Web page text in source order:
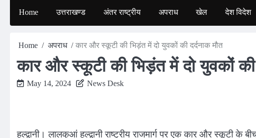
Home उत्तराखण्ड अंतर राष्ट्रीय अपराध खेल देश विदेश
Home अपराध कार और स्कूटी की भिड़ंत में दो युवकों की दर्दनाक मौत
कार और स्कूटी की भिड़ंत में दो युवकों की
May 14, 2024 News Desk
हल्द्वानी। लालकुआं हल्द्वानी राष्ट्रीय राजमार्ग पर एक कार और स्कूटी के